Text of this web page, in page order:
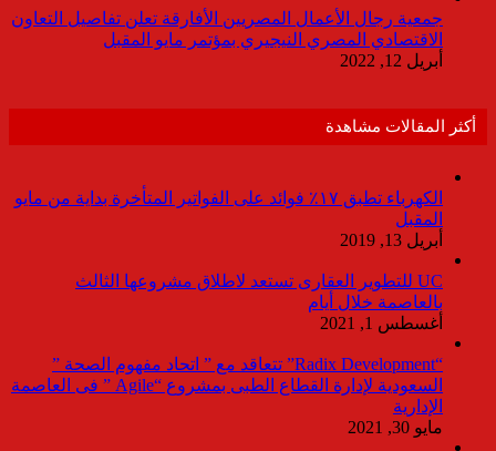
جمعية رجال الأعمال المصريين الأفارقة تعلن تفاصيل التعاون
الاقتصادي المصري النيجيري بمؤتمر مايو المقبل
أبريل 12, 2022
أكثر المقالات مشاهدة
الكهرباء تطبق ١٧٪ فوائد على الفواتير المتأخرة بداية من مايو
المقبل
أبريل 13, 2019
UC للتطوير العقارى تستعد لاطلاق مشروعها الثالث
بالعاصمة خلال أيام
أغسطس 1, 2021
“Radix Development” تتعاقد مع ” اتحاد مفهوم الصحة ”
السعودية لإدارة القطاع الطبى بمشروع “Agile ” فى العاصمة
الإدارية
مايو 30, 2021